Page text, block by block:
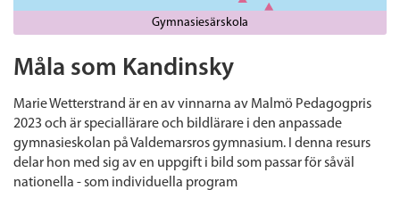
Gymnasiesärskola
Måla som Kandinsky
Marie Wetterstrand är en av vinnarna av Malmö Pedagogpris
2023 och är speciallärare och bildlärare i den anpassade
gymnasieskolan på Valdemarsros gymnasium. I denna resurs
delar hon med sig av en uppgift i bild som passar för såväl
nationella - som individuella program